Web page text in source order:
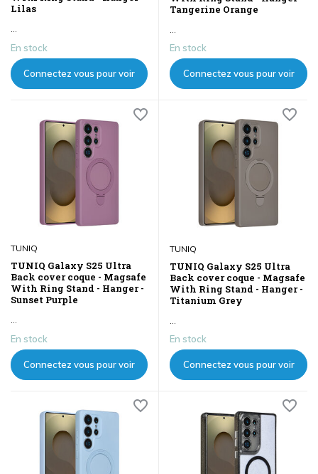
Lilas
...
En stock
Connectez vous pour voir
Tangerine Orange
...
En stock
Connectez vous pour voir
TUNIQ
TUNIQ Galaxy S25 Ultra
Back cover coque - Magsafe
With Ring Stand - Hanger -
Sunset Purple
En stock
Connectez vous pour voir
TUNIQ
TUNIQ Galaxy S25 Ultra
Back cover coque - Magsafe
With Ring Stand - Hanger -
Titanium Grey
En stock
Connectez vous pour voir